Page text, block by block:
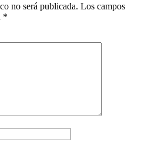
no será publicada. Los campos
*